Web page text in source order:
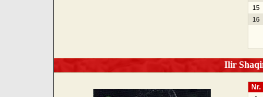
15
16
Ilir
Nr.